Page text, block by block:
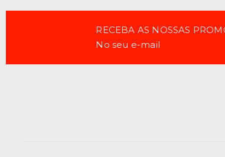
RECEBA AS NOSSAS
No seu e-mail